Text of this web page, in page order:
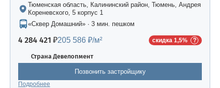
Тюменская область, Калининский район, Тюмень, Андрея
Кореневского, 5 корпус 1
«Сквер Домашний» · 3 мин. пешком
4 284 421 ₽205 586 ₽/м² скидка 1,5%
Страна Девелопмент
Позвонить застройщику
Подробнее